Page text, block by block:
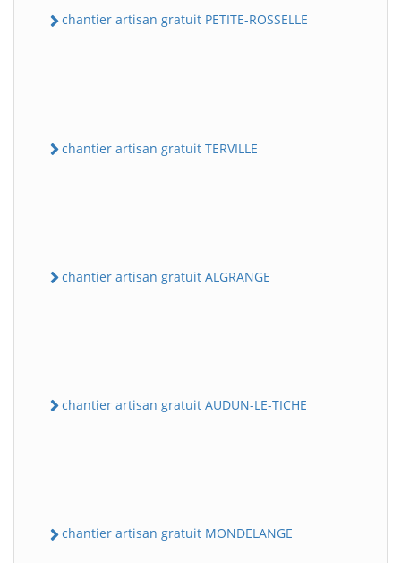
chantier artisan gratuit PETITE-ROSSELLE
chantier artisan gratuit TERVILLE
chantier artisan gratuit ALGRANGE
chantier artisan gratuit AUDUN-LE-TICHE
chantier artisan gratuit MONDELANGE